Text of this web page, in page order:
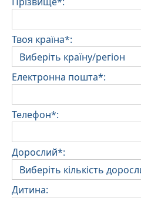
Твоя країна*:
Електронна пошта*:
Телефон*:
Дорослий*:
Дитина: